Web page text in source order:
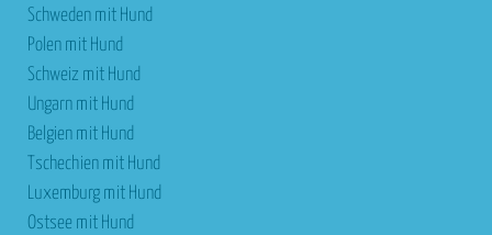
Schweden mit Hund
Polen mit Hund
Schweiz mit Hund
Ungarn mit Hund
Belgien mit Hund
Tschechien mit Hund
Luxemburg mit Hund
Ostsee mit Hund